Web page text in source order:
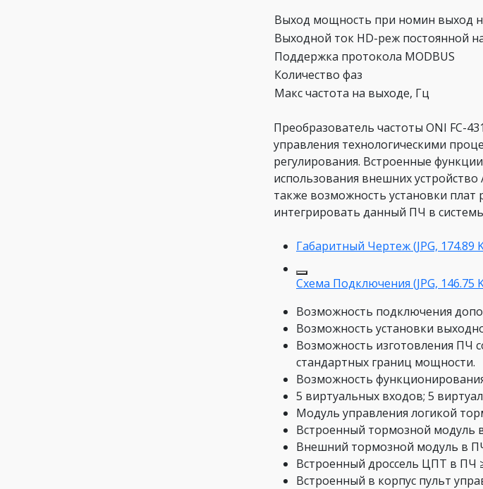
Выход мощность при номин выход
Выходной ток HD-реж постоянной
Поддержка протокола MODBUS
Количество фаз
Макс частота на выходе, Гц
Преобразователь частоты ONI FC-
управления технологическими
регулирования. Встроенные
использования внешних
также возможность установки
интегрировать данный ПЧ в
Габаритный Чертеж (JPG, 174.89
Схема Подключения (JPG, 146.75
Возможность подключения
Возможность установки
Возможность изготовления ПЧ
стандартных границ мощности.
Возможность
5 виртуальных входов; 5
Модуль управления логикой
Встроенный тормозной модуль
Внешний тормозной модуль в
Встроенный дроссель ЦПТ в ПЧ
Встроенный в корпус пульт